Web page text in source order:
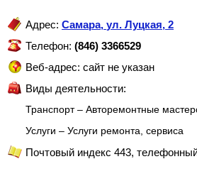
Адрес: Самара, ул. Луцкая, 2
Телефон: (846) 3366529
Веб-адрес: сайт не указан
Виды деятельности:
Транспорт – Авторемонтные
Услуги – Услуги ремонта, сервиса
Почтовый индекс 443,